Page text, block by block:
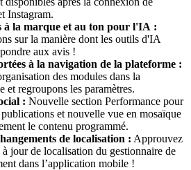
Instagram.
à la marque et au ton pour l'IA :
sur la manière dont les outils d'IA
aux avis !
à la navigation de la plateforme :
des modules dans la
et regroupons les paramètres.
: Nouvelle section Performance pour
et nouvelle vue en mosaïque
le contenu programmé.
de localisation : Approuvez
à jour de localisation du gestionnaire de
dans l’application mobile !